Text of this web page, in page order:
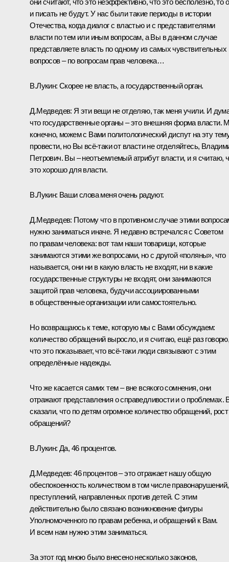
и писать не будут. У нас были такие периоды в истории
Отечества, когда диалог с властью и с представителями
власти по тем или иным вопросам, а Вы в данном случае
представляете власть по одному из самых чувствительных
вопросов – по вопросам прав человека…
В.Лукин: Скорее не власть, а государственный орган.
Д.Медведев: Я эти вещи не отделяю, так меня учили. И
что государственные органы – это внешняя форма власти.
конечно, можем с Вами политологический диспут на эту
провести, но Вы всё‑таки от власти не отделяйтесь,
Петрович. Вы – неотъемлемый атрибут власти, и я считаю,
это хорошо для власти.
В.Лукин: Ваши слова меня очень радуют.
Д.Медведев: Потому что в противном случае этими
нужно заниматься иначе. Я недавно встречался с Советом
по правам человека: вот там наши товарищи, которые
занимаются этими же вопросами, но с другой «поляны», что
называется, они ни в какую власть не входят, ни в какие
государственные структуры не входят, они занимаются
защитой прав человека, будучи ассоциированными
в общественные организации или самостоятельно.
Но возвращаюсь к теме, которую мы с Вами обсуждаем:
количество обращений выросло, и я считаю, ещё раз
что это показывает, что всё‑таки люди связывают с этим
определённые надежды.
Что же касается самих тем – вне всякого сомнения, они
отражают представления о справедливости и о проблемах.
сказали, что по детям огромное количество обращений, рост
обращений?
В.Лукин: Да, 46 процентов.
Д.Медведев: 46 процентов – это отражает нашу общую
обеспокоенность количеством в том числе правонарушений,
преступлений, направленных против детей. С этим
действительно было связано возникновение фигуры
Уполномоченного по правам ребенка, и обращений к Вам.
И всем нам нужно этим заниматься.
За этот год мною было внесено несколько законов,